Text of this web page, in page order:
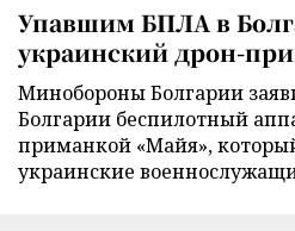
Упавшим БПЛА в
украинский дрон-
Минобороны Болгарии
Болгарии беспилотный
приманкой «Майя»,
украинские